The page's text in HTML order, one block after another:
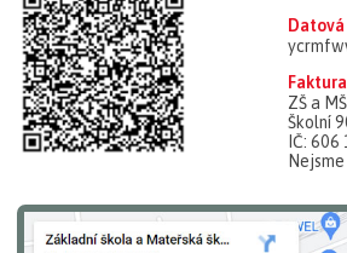
ZŠ a
Školní
IČ: 606